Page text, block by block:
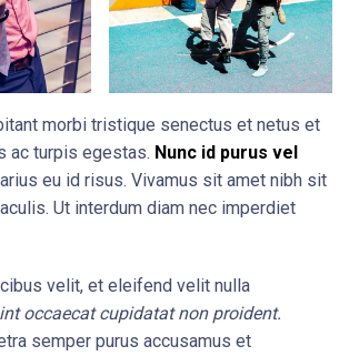
morbi tristique senectus et netus et
ac turpis egestas. Nunc id purus vel
eu id risus. Vivamus sit amet nibh sit
Ut interdum diam nec imperdiet
velit, et eleifend velit nulla
occaecat cupidatat non proident.
semper purus accusamus et